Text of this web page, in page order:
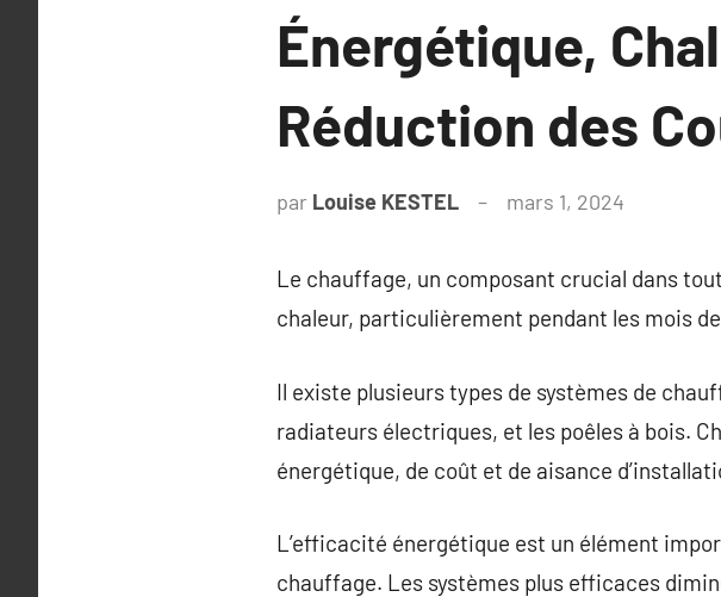
Énergétique,
Réduction des
par Louise KESTEL mars 1, 2024
Le chauffage, un composant crucial dans
chaleur, particulièrement pendant les mois
Il existe plusieurs types de systèmes de
radiateurs électriques, et les poêles à bois.
énergétique, de coût et de aisance
L’efficacité énergétique est un élément
chauffage. Les systèmes plus efficaces